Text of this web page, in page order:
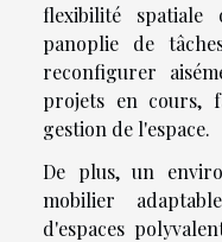
flexibilité
panoplie de
reconfigurer
projets en cours,
gestion de l'espace.
De plus, un
mobilier
d'espaces